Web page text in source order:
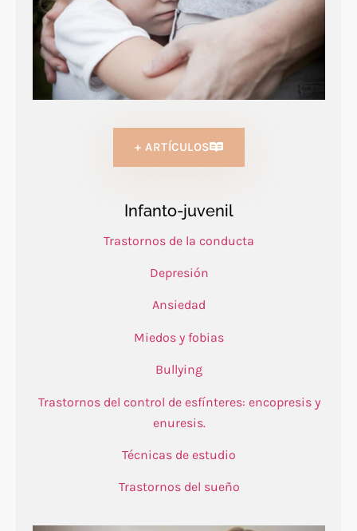
+ ARTÍCULOS
Infanto-juvenil
Trastornos de la conducta
Depresión
Ansiedad
Miedos y fobias
Bullying
Trastornos del control de esfínteres: encopresis y
enuresis.
Técnicas de estudio
Trastornos del sueño